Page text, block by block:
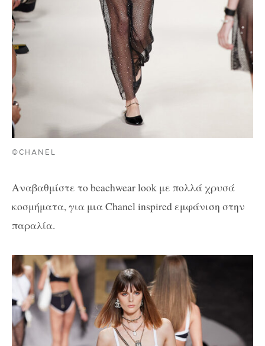
©CHANEL
Αναβαθμίστε το beachwear look με πολλά χρυσά
κοσμήματα, για μια Chanel inspired εμφάνιση στην
παραλία.